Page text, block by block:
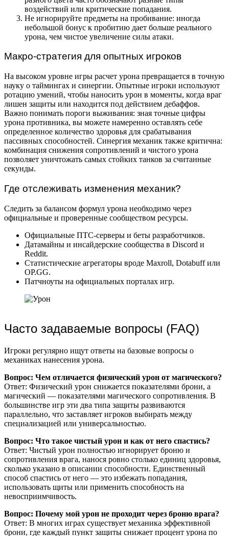
воздействий или критические попадания.
Не игнорируйте предметы на пробивание: иногда
небольшой бонус к пробитию дает больше реального
урона, чем чистое увеличение силы атаки.
Макро-стратегия для опытных игроков
На высоком уровне игры расчет урона превращается в точную
науку о таймингах и синергии. Опытные игроки используют
ротацию умений, чтобы наносить урон в моменты, когда враг
лишен защиты или находится под действием дебаффов.
Важно понимать пороги выживания: зная точные цифры
урона противника, вы можете намеренно оставлять себе
определенное количество здоровья для срабатывания
пассивных способностей. Синергия механик также критична:
комбинация снижения сопротивлений и чистого урона
позволяет уничтожать самых стойких танков за считанные
секунды.
Где отслеживать изменения механик?
Следить за балансом формул урона необходимо через
официальные и проверенные сообществом ресурсы.
Официальные ПТС-серверы и беты разработчиков.
Датамайны и инсайдерские сообщества в Discord и
Reddit.
Статистические агрегаторы вроде Maxroll, Dotabuff или
OP.GG.
Патчноуты на официальных порталах игр.
Часто задаваемые вопросы (FAQ)
Игроки регулярно ищут ответы на базовые вопросы о
механиках нанесения урона.
Вопрос: Чем отличается физический урон от магического?
Ответ: Физический урон снижается показателями брони, а
магический — показателями магического сопротивления. В
большинстве игр эти два типа защиты развиваются
параллельно, что заставляет игроков выбирать между
специализацией или универсальностью.
Вопрос: Что такое чистый урон и как от него спастись?
Ответ: Чистый урон полностью игнорирует броню и
сопротивления врага, нанося ровно столько единиц здоровья,
сколько указано в описании способности. Единственный
способ спастись от него — это избежать попадания,
использовать щиты или применить способность на
невосприимчивость.
Вопрос: Почему мой урон не проходит через броню врага?
Ответ: В многих играх существует механика эффективной
брони, где каждый пункт защиты снижает процент урона по